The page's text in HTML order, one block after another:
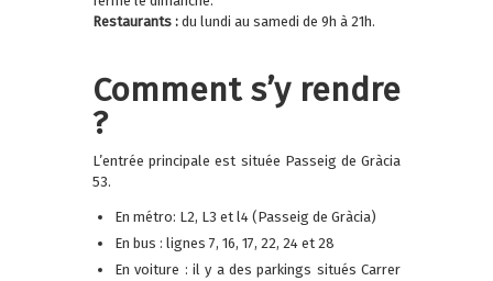
Restaurants : du lundi au samedi de 9h à 21h.
Comment s’y rendre
?
L’entrée principale est située Passeig de Gràcia
53.
En métro: L2, L3 et l4 (Passeig de Gràcia)
En bus : lignes 7, 16, 17, 22, 24 et 28
En voiture : il y a des parkings situés Carrer